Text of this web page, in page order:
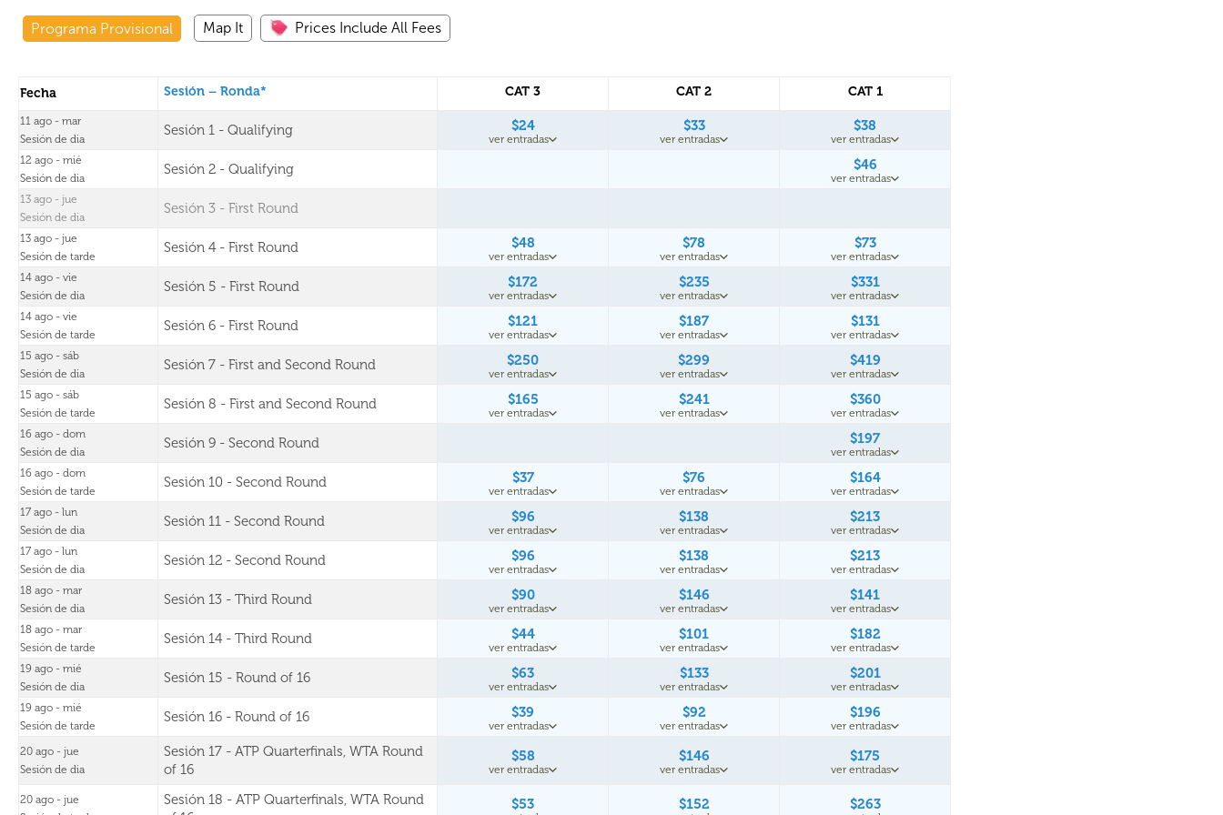
Programa Provisional Map It Prices Include All Fees
Fecha Sesión – Ronda* CAT 3 CAT 2 CAT 1
11 ago - mar
Sesión de dia
Sesión 1 - Qualifying $24
ver entradas
$33
ver entradas
$38
ver entradas
12 ago - mié
Sesión de dia
Sesión 2 - Qualifying $46
ver entradas
13 ago - jue
Sesión de dia
Sesión 3 - First Round
13 ago - jue
Sesión de tarde
Sesión 4 - First Round $48
ver entradas
$78
ver entradas
$73
ver entradas
14 ago - vie
Sesión de dia
Sesión 5 - First Round $172
ver entradas
$235
ver entradas
$331
ver entradas
14 ago - vie
Sesión de tarde
Sesión 6 - First Round $121
ver entradas
$187
ver entradas
$131
ver entradas
15 ago - sáb
Sesión de dia
Sesión 7 - First and Second Round $250
ver entradas
$299
ver entradas
$419
ver entradas
15 ago - sáb
Sesión de tarde
Sesión 8 - First and Second Round $165
ver entradas
$241
ver entradas
$360
ver entradas
16 ago - dom
Sesión de dia
Sesión 9 - Second Round $197
ver entradas
16 ago - dom
Sesión de tarde
Sesión 10 - Second Round $37
ver entradas
$76
ver entradas
$164
ver entradas
17 ago - lun
Sesión de dia
Sesión 11 - Second Round $96
ver entradas
$138
ver entradas
$213
ver entradas
17 ago - lun
Sesión de dia
Sesión 12 - Second Round $96
ver entradas
$138
ver entradas
$213
ver entradas
18 ago - mar
Sesión de dia
Sesión 13 - Third Round $90
ver entradas
$146
ver entradas
$141
ver entradas
18 ago - mar
Sesión de tarde
Sesión 14 - Third Round $44
ver entradas
$101
ver entradas
$182
ver entradas
19 ago - mié
Sesión de dia
Sesión 15 - Round of 16 $63
ver entradas
$133
ver entradas
$201
ver entradas
19 ago - mié
Sesión de tarde
Sesión 16 - Round of 16 $39
ver entradas
$92
ver entradas
$196
ver entradas
20 ago - jue
Sesión de dia
Sesión 17 - ATP Quarterfinals, WTA Round
of 16
$58
ver entradas
$146
ver entradas
$175
ver entradas
20 ago - jue
Sesión 18 - ATP Quarterfinals, WTA Round
$53 $152 $263